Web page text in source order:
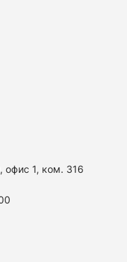
офис 1, ком. 316